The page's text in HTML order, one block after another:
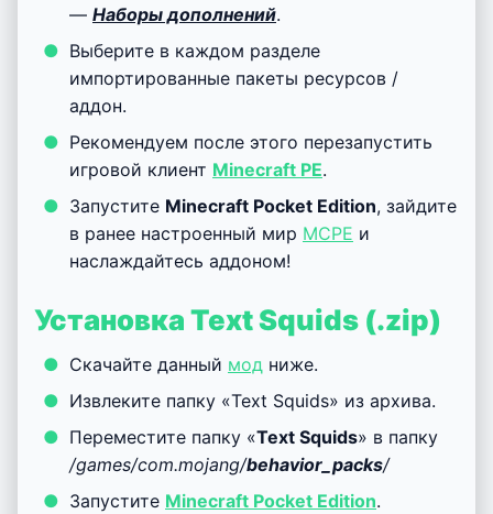
— Наборы дополнений.
Выберите в каждом разделе
импортированные пакеты ресурсов /
аддон.
Рекомендуем после этого перезапустить
игровой клиент Minecraft PE.
Запустите Minecraft Pocket Edition, зайдите
в ранее настроенный мир MCPE и
наслаждайтесь аддоном!
Установка Text Squids (.zip)
Скачайте данный мод ниже.
Извлеките папку «Text Squids» из архива.
Переместите папку «Text Squids» в папку
/games/com.mojang/behavior_packs/
Запустите Minecraft Pocket Edition.